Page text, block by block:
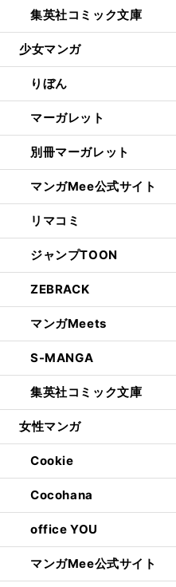
集英社コミック文庫
少女マンガ
りぼん
マーガレット
別冊マーガレット
マンガMee公式サイト
リマコミ
ジャンプTOON
ZEBRACK
マンガMeets
S-MANGA
集英社コミック文庫
女性マンガ
Cookie
Cocohana
office YOU
マンガMee公式サイト